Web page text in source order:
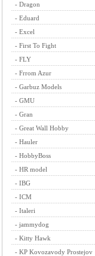
- Dragon
- Eduard
- Excel
- First To Fight
- FLY
- Frrom Azur
- Garbuz Models
- GMU
- Gran
- Great Wall Hobby
- Hauler
- HobbyBoss
- HR model
- IBG
- ICM
- Italeri
- jammydog
- Kitty Hawk
- KP Kovozavody Prostejov